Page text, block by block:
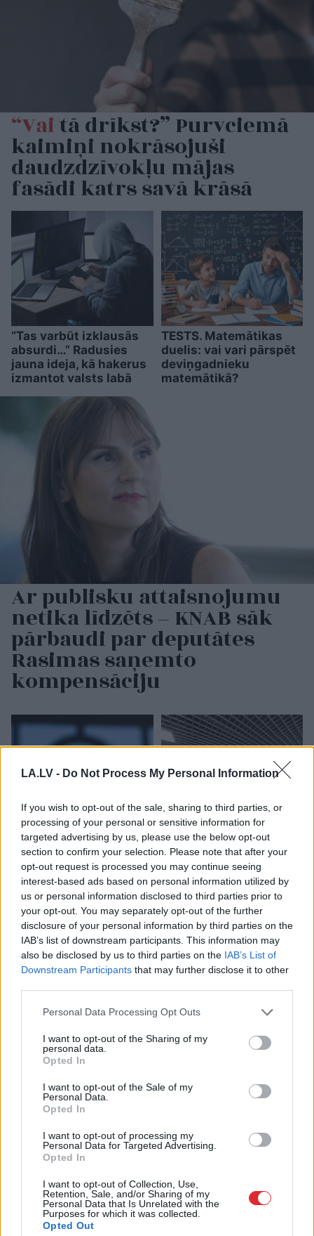
LA.LV - Do Not Process My Personal Information
If you wish to opt-out of the sale, sharing to third parties, or
processing of your personal or sensitive information for
targeted advertising by us, please use the below opt-out
section to confirm your selection. Please note that after your
opt-out request is processed you may continue seeing
interest-based ads based on personal information utilized by
us or personal information disclosed to third parties prior to
your opt-out. You may separately opt-out of the further
disclosure of your personal information by third parties on the
IAB’s list of downstream participants. This information may
also be disclosed by us to third parties on the IAB’s List of
Downstream Participants that may further disclose it to other
Please note that this website/app uses one or more Google
not limited to your visit or usage behaviour. You may click to
grant or deny consent to Google and its third-party tags to
use your data for below specified purposes in below Google
consent section.
Personal Data Processing Opt Outs
I want to opt-out of the Sharing of my
personal data.
Opted In
I want to opt-out of the Sale of my
Personal Data.
Opted In
I want to opt-out of processing my
Personal Data for Targeted Advertising.
Opted In
I want to opt-out of Collection, Use,
Retention, Sale, and/or Sharing of my
Personal Data that Is Unrelated with the
Purposes for which it was collected.
Opted Out
“Vaitā drīkst?” Purvciemā
kaimiņi nokrāsojuši
daudzdzīvokļu mājas
fasādi katrs savā krāsā
“Tas varbūt izklausās
absurdi…” Radusies
jauna ideja, kā hakerus
izmantot valsts labā
TESTS. Matemātikas
duelis: vai vari pārspēt
deviņgadnieku
matemātikā?
Ar publisku attaisnojumu
netika līdzēts – KNAB sāk
pārbaudi par deputātes
Rasimas saņemto
kompensāciju
Specdienestipēdējā
brīdī novērš Krievijas
plānotu atentātu pret
dronu ražotāju Eiropā
“Pilnīgshaoss!” Rīgas
lidostā ceļotāji šodien
nīkst milzīgās rindās.
Skaidrojam, kas
atgadījies
Cilvēkus
tests: tas liks izkustināt
smadzenes, lai pārbaudītu
tavu erudīciju